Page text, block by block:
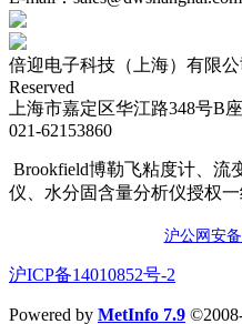
倍迎电子科技（上海）有限
Reserved
上海市嘉定区华江路348号B
021-62153860
Brookfield博勒飞粘度计、流
仪、水分固含量分析仪授权
沪公网安备
​沪ICP备14010852号-2
Powered by MetInfo 7.9